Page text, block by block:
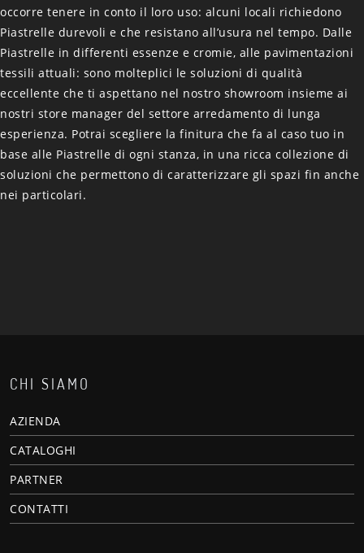
occorre tenere in conto il loro uso: alcuni locali richiedono
Piastrelle durevoli e che resistano all’usura nel tempo. Dalle
Piastrelle in differenti essenze e cromie, alle pavimentazioni
tessili attuali: sono molteplici le soluzioni di qualità
eccellente che ti aspettano nel nostro showroom insieme ai
nostri store manager del settore arredamento di lunga
esperienza. Potrai scegliere la finitura che fa al caso tuo in
base alle Piastrelle di ogni stanza, in una ricca collezione di
soluzioni che permettono di caratterizzare gli spazi fin anche
nei particolari.
CHI SIAMO
AZIENDA
CATALOGHI
PARTNER
CONTATTI